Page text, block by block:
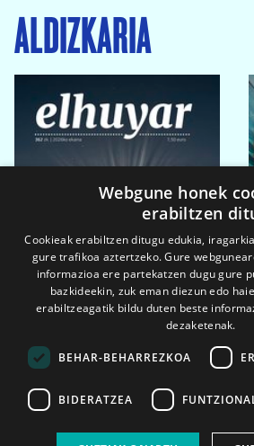
ALDIZKARIA
2026ko eka. 1a
Webgune honek
erabiltzen
Cookieak erabiltzen ditugu edukia,
gure trafikoa aztertzeko. Gure
informazioa ere partekatzen dugu gure
bazkideekin, zuk eman diezun edo
erabiltzeagatik bildu duten beste
dezaketenak.
BEHAR-BEHARREZKOA
BIDERATZEA